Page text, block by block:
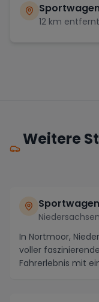
12 km entfernt
Weitere
Niedersachsen
In Nortmoor,
voller
Fahrerlebnis mit